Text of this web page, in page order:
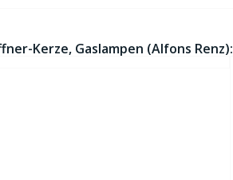
Kerze, Gaslampen (Alfons Renz):